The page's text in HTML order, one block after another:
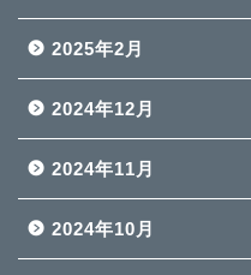
2025年2月
2024年12月
2024年11月
2024年10月